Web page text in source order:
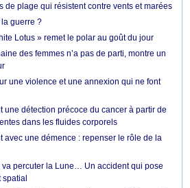
de plage qui résistent contre vents et marées
la guerre ?
Lotus » remet le polar au goût du jour
des femmes n’a pas de parti, montre un
une violence et une annexion qui ne font
une détection précoce du cancer à partir de
dans les fluides corporels
avec une démence : repenser le rôle de la
va percuter la Lune… Un accident qui pose
spatial